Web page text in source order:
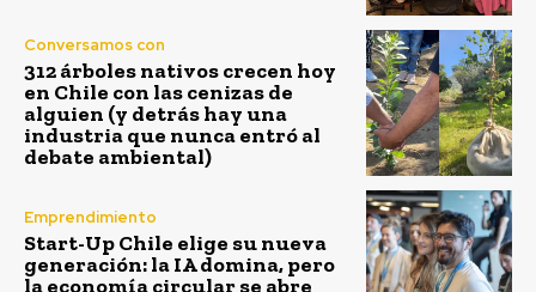
Conversamos con
312 árboles nativos crecen hoy
en Chile con las cenizas de
alguien (y detrás hay una
industria que nunca entró al
debate ambiental)
Emprendimiento
Start-Up Chile elige su nueva
generación: la IA domina, pero
la economía circular se abre